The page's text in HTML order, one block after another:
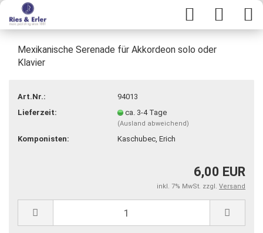
Mexikanische Serenade für Akkordeon solo oder
Klavier
Art.Nr.:
94013
Lieferzeit:
ca. 3-4 Tage
(Ausland abweichend)
Komponisten: Kaschubec, Erich
6,00 EUR
inkl. 7% MwSt. zzgl. Versand